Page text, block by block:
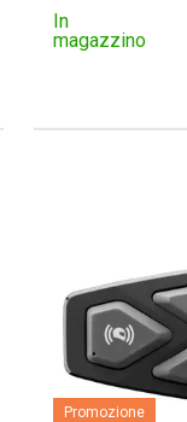
In
magazzino
Promozione